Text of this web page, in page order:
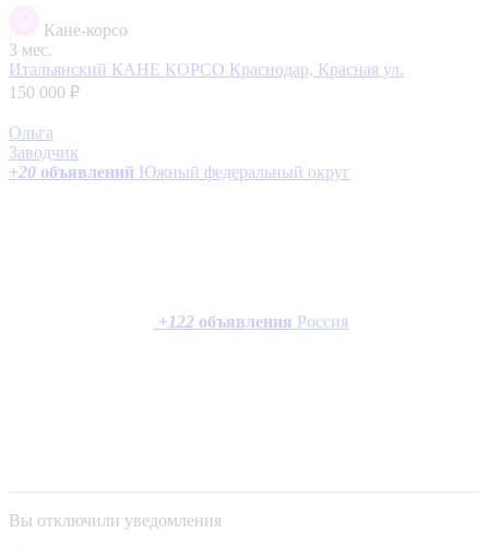
Кане-корсо
3 мес.
Итальянский КАНЕ КОРСО Краснодар, Красная ул.
150 000 ₽
Ольга
Заводчик
+20 объявлений Южный федеральный округ
+122 объявления Россия
Вы отключили уведомления